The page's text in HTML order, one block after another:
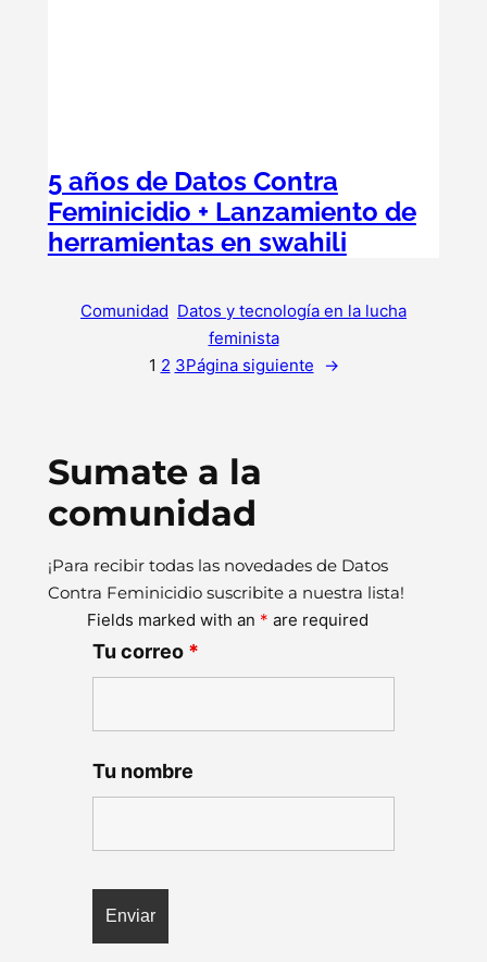
5 años de Datos Contra
Feminicidio + Lanzamiento de
herramientas en swahili
Comunidad Datos y tecnología en la lucha
feminista
1 2 3Página siguiente →
Sumate a la
comunidad
¡Para recibir todas las novedades de Datos
Contra Feminicidio suscribite a nuestra lista!
Fields marked with an * are required
Tu correo *
Tu nombre